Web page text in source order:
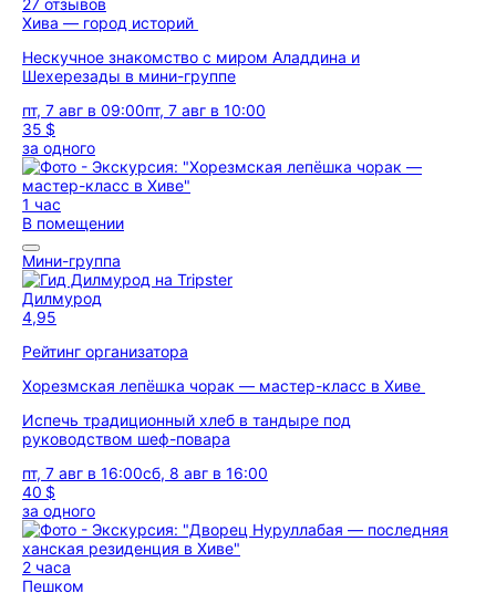
27 отзывов
Хива — город историй
Нескучное знакомство с миром Аладдина и
Шехерезады в мини-группе
пт, 7 авг в 09:00пт, 7 авг в 10:00
35 $
за одного
1 час
В помещении
Мини-группа
Дилмурод
4,95
Рейтинг организатора
Хорезмская лепёшка чорак — мастер-класс в Хиве
Испечь традиционный хлеб в тандыре под
руководством шеф-повара
пт, 7 авг в 16:00сб, 8 авг в 16:00
40 $
за одного
2 часа
Пешком